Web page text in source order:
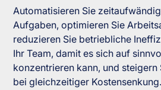
Automatisieren Sie
Aufgaben, optimieren Sie
reduzieren Sie betriebliche
Ihr Team, damit es sich auf
konzentrieren kann, und
bei gleichzeitiger Kostensenkung.